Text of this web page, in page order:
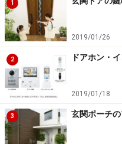
も可能なタイプ（ブライ
とができます。
スリットタイプは、シャ
採光ができるのが特徴。
リット状にできるタイプ
ーの確保を両立すること
は、羽根の角度を調整す
で、季節や時間に合わ
1
2019/01/26
2 ドアホン・
2019/01/18
3 玄関ポーチ